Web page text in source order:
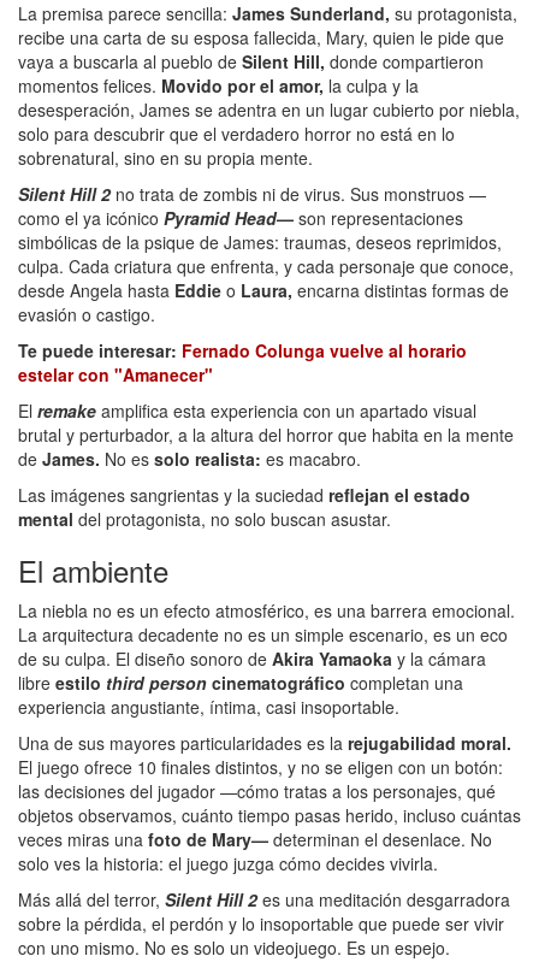
La premisa parece sencilla: James Sunderland, su protagonista,
recibe una carta de su esposa fallecida, Mary, quien le pide que
vaya a buscarla al pueblo de Silent Hill, donde compartieron
momentos felices. Movido por el amor, la culpa y la
desesperación, James se adentra en un lugar cubierto por niebla,
solo para descubrir que el verdadero horror no está en lo
sobrenatural, sino en su propia mente.
Silent Hill 2no trata de zombis ni de virus. Sus monstruos —
como el ya icónico Pyramid Head— son representaciones
simbólicas de la psique de James: traumas, deseos reprimidos,
culpa. Cada criatura que enfrenta, y cada personaje que conoce,
desde Angela hasta Eddie o Laura, encarna distintas formas de
evasión o castigo.
Te puede interesar: Fernado Colunga vuelve al horario
estelar con "Amanecer"
El remake amplifica esta experiencia con un apartado visual
brutal y perturbador, a la altura del horror que habita en la mente
de James. No es solo realista: es macabro.
Las imágenes sangrientas y la suciedad reflejan el estado
mental del protagonista, no solo buscan asustar.
El ambiente
La niebla no es un efecto atmosférico, es una barrera emocional.
La arquitectura decadente no es un simple escenario, es un eco
de su culpa. El diseño sonoro de Akira Yamaoka y la cámara
libre estilo third person cinematográfico completan una
experiencia angustiante, íntima, casi insoportable.
Una de sus mayores particularidades es la rejugabilidad moral.
El juego ofrece 10 finales distintos, y no se eligen con un botón:
las decisiones del jugador —cómo tratas a los personajes, qué
objetos observamos, cuánto tiempo pasas herido, incluso cuántas
veces miras una foto de Mary— determinan el desenlace. No
solo ves la historia: el juego juzga cómo decides vivirla.
Más allá del terror, Silent Hill 2es una meditación desgarradora
sobre la pérdida, el perdón y lo insoportable que puede ser vivir
con uno mismo. No es solo un videojuego. Es un espejo.